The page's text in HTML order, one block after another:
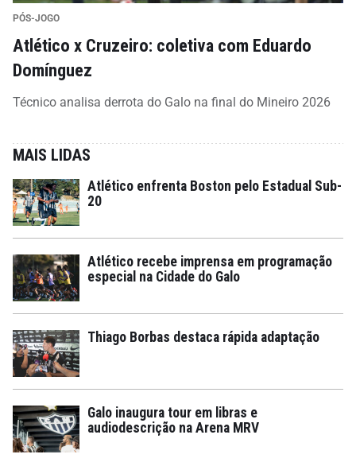
PÓS-JOGO
Atlético x Cruzeiro: coletiva com Eduardo
Domínguez
Técnico analisa derrota do Galo na final do Mineiro 2026
MAIS LIDAS
Atlético enfrenta Boston pelo Estadual Sub-
20
Atlético recebe imprensa em programação
especial na Cidade do Galo
Thiago Borbas destaca rápida adaptação
Galo inaugura tour em libras e
audiodescrição na Arena MRV